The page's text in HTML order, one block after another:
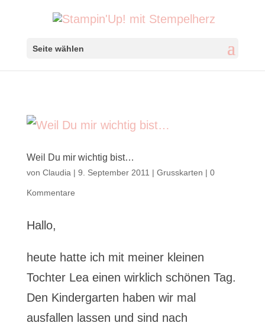
Seite wählen
Weil Du mir wichtig bist…
von Claudia | 9. September 2011 | Grusskarten | 0
Kommentare
Hallo,
heute hatte ich mit meiner kleinen
Tochter Lea einen wirklich schönen Tag.
Den Kindergarten haben wir mal
ausfallen lassen und sind nach